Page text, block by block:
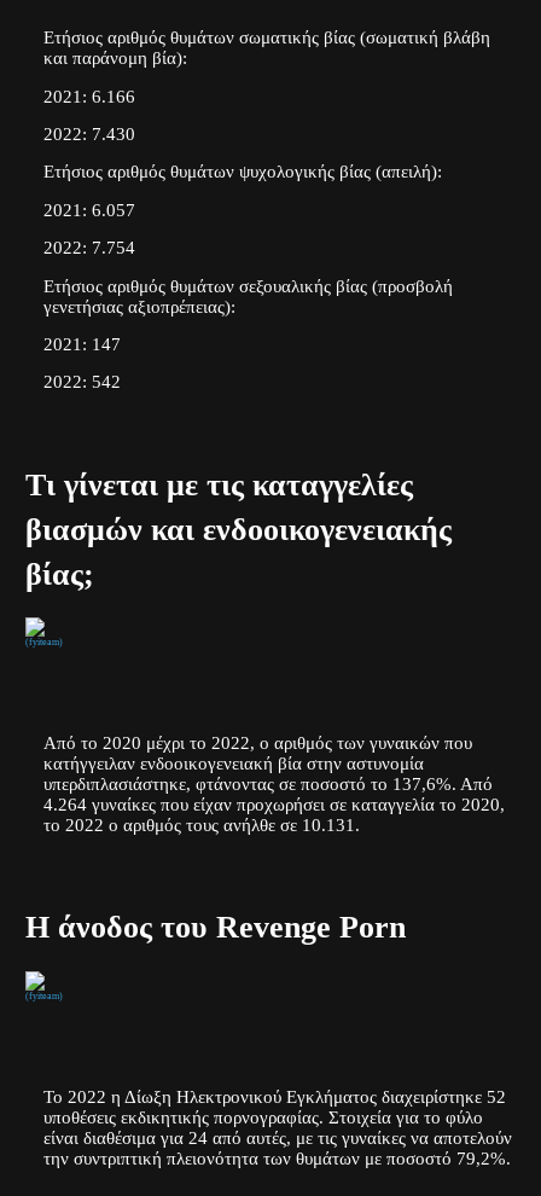
Ετήσιος αριθμός θυμάτων σωματικής βίας (σωματική βλάβη
και παράνομη βία):
2021: 6.166
2022: 7.430
Ετήσιος αριθμός θυμάτων ψυχολογικής βίας (απειλή):
2021: 6.057
2022: 7.754
Ετήσιος αριθμός θυμάτων σεξουαλικής βίας (προσβολή
γενετήσιας αξιοπρέπειας):
2021: 147
2022: 542
Τι γίνεται με τις καταγγελίες
βιασμών και ενδοοικογενειακής
βίας;
(fyiteam)
Από το 2020 μέχρι το 2022, ο αριθμός των γυναικών που
κατήγγειλαν ενδοοικογενειακή βία στην αστυνομία
υπερδιπλασιάστηκε, φτάνοντας σε ποσοστό το 137,6%. Από
4.264 γυναίκες που είχαν προχωρήσει σε καταγγελία το 2020,
το 2022 ο αριθμός τους ανήλθε σε 10.131.
Η άνοδος του Revenge Porn
(fyiteam)
Το 2022 η Δίωξη Ηλεκτρονικού Εγκλήματος διαχειρίστηκε 52
υποθέσεις εκδικητικής πορνογραφίας. Στοιχεία για το φύλο
είναι διαθέσιμα για 24 από αυτές, με τις γυναίκες να αποτελούν
την συντριπτική πλειονότητα των θυμάτων με ποσοστό 79,2%.